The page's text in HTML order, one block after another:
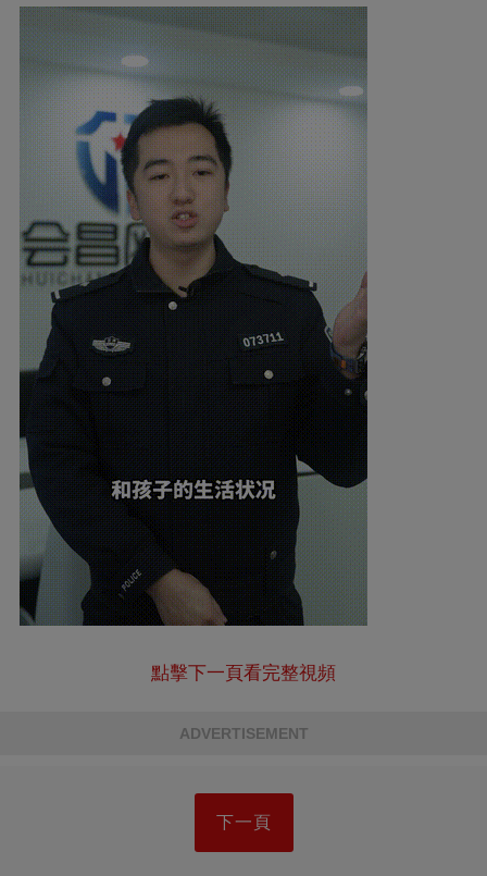
點擊下一頁看完整視頻
ADVERTISEMENT
下一頁